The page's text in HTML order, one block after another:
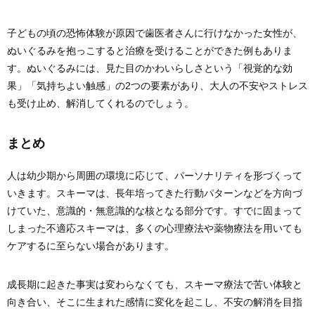
子どもの頃の恐怖体験が原因で歯医者さんに行けなかった女性が、
ぬいぐるみを抱っこすると治療を受けることができた例もありま
す。ぬいぐるみには、見た目のかわいらしさという「視覚的な効
果」「気持ちよい触感」の2つの要素があり、大人の不安やストレス
も受け止め、解消してくれるのでしょう。
まとめ
人は幼少期から周囲の環境に応じて、パーソナリティを形づくって
いきます。スキーマは、長年培ってきた行動パターンなどを方向づ
けていた、意識的・無意識的な核となる部分です。すでに固まって
しまった不適応スキーマは、多くの心理療法や薬物療法を用いても
ケアするに至らない場合があります。
成長期に起きた事実は変わらなくても、スキーマ療法で苦い体験と
向き合い、そこに生まれた感情に変化を起こし、不安の解消を目指